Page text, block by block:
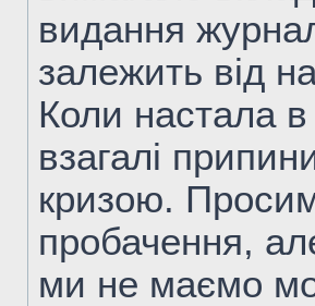
видання
залежить від
Коли настала
взагалі
кризою.
пробачення,
ми не маємо